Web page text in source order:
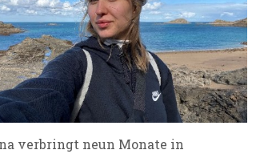
verbringt neun Monate in